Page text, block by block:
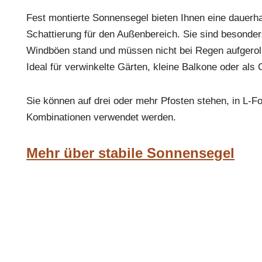
Fest montierte Sonnensegel bieten Ihnen eine
Schattierung für den Außenbereich. Sie sind
Windböen stand und müssen nicht bei Regen
Ideal für verwinkelte Gärten, kleine Balkone oder als
Sie können auf drei oder mehr Pfosten stehen, in L-
Kombinationen verwendet werden.
Mehr über stabile Sonnensegel